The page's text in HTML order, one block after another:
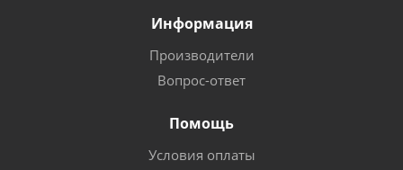
Информация
Производители
Вопрос-ответ
Помощь
Условия оплаты